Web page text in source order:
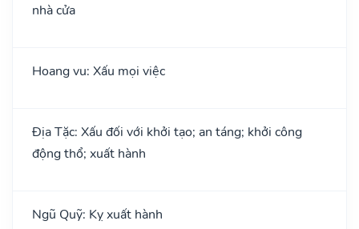
nhà cửa
Hoang vu: Xấu mọi việc
Địa Tặc: Xấu đối với khởi tạo; an táng; khởi công
động thổ; xuất hành
Ngũ Quỹ: Kỵ xuất hành